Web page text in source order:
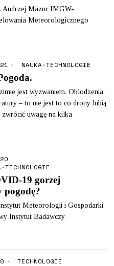
Andrzej Mazur IMGW-
Meteorologicznego
NAUKA ·TECHNOLOGIE
jest wyzwaniem. Oblodzenia,
– to nie jest to co drony lubią
zwrócić uwagę na kilka
·TECHNOLOGIE
19 gorzej
pogodę?
Meteorologii i Gospodarki
Instytut Badawczy
TECHNOLOGIE